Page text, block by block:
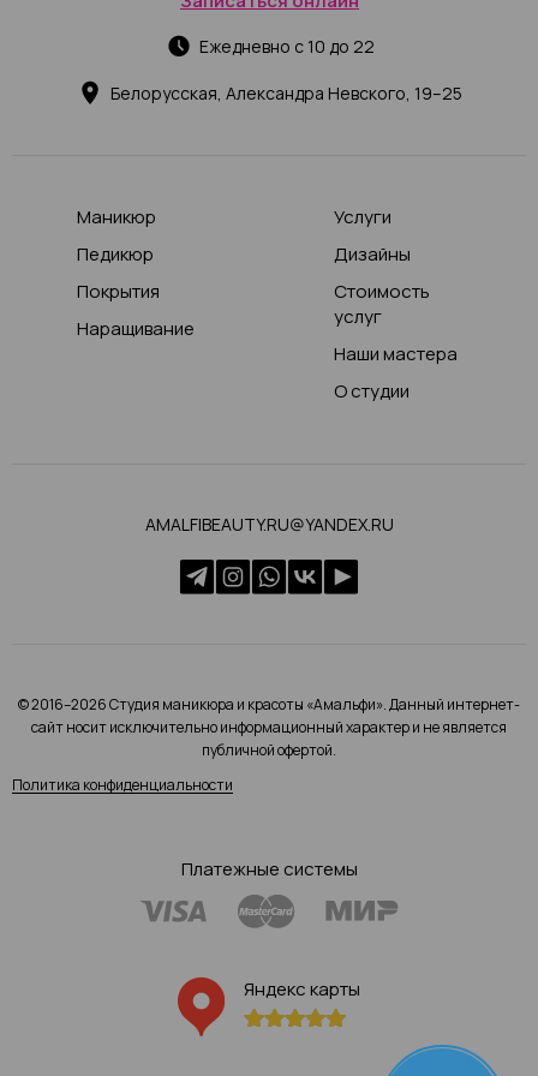
Белорусская, Александра Невского, 19–25
Ежедневно с 10 до 22
Маникюр
Педикюр
Покрытия
Наращивание
Услуги
Дизайны
Стоимость
услуг
Наши мастера
О студии
AMALFIBEAUTY.RU@YANDEX.RU
© 2016–2026 Студия маникюра и красоты «Амальфи». Данный интернет-
сайт носит исключительно информационный характер и не является
публичной офертой.
Политика конфиденциальности
Платежные системы
Яндекс карты